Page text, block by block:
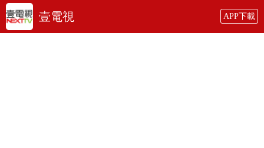
壹電視 APP下載